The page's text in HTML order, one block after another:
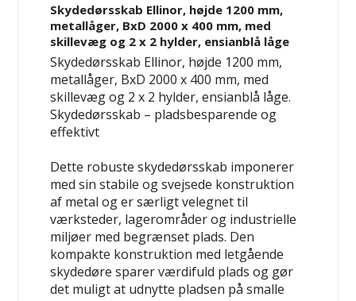
Skydedørsskab Ellinor, højde 1200 mm,
metallåger, BxD 2000 x 400 mm, med
skillevæg og 2 x 2 hylder, ensianblå låge
Skydedørsskab Ellinor, højde 1200 mm,
metallåger, BxD 2000 x 400 mm, med
skillevæg og 2 x 2 hylder, ensianblå låge.
Skydedørsskab – pladsbesparende og
effektivt
Dette robuste skydedørsskab imponerer
med sin stabile og svejsede konstruktion
af metal og er særligt velegnet til
værksteder, lagerområder og industrielle
miljøer med begrænset plads. Den
kompakte konstruktion med letgående
skydedøre sparer værdifuld plads og gør
det muligt at udnytte pladsen på smalle